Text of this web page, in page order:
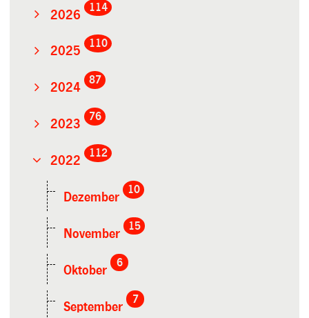
2026
114
2025
110
2024
87
2023
76
2022
112
Dezember
10
November
15
Oktober
6
September
7